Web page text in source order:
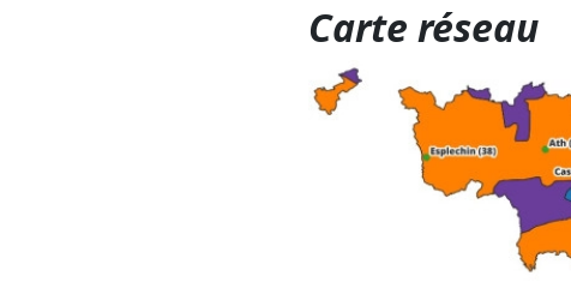
Carte réseau